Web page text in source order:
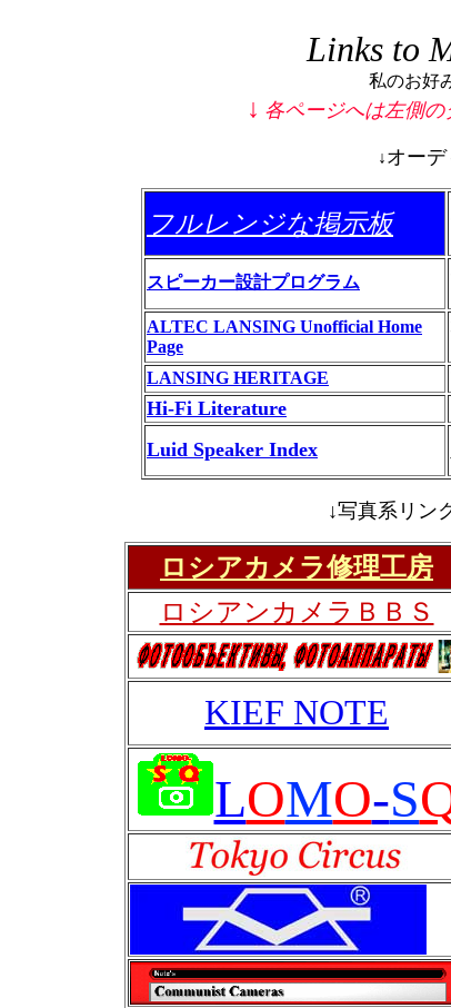
Links to
私のお好
↓ 各ページへは左側
↓オー
フルレンジな掲示板
スピーカー設計プログラム
ALTEC LANSING Unofficial Home
Page
LANSING HERITAGE
Hi-Fi Literature
Luid Speaker Index
↓写真系リン
ロシアカメラ修理工房
ロシアンカメラＢＢＳ
KIEF NOTE
LOMO-S